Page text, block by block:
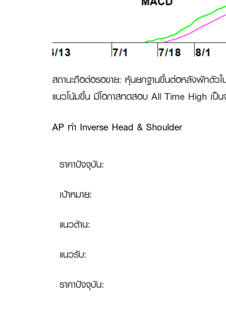
สถานะถือต่อรอขาย: หุ้นยกฐานขึ้นต่อหลังพักตัวใ
แนวโน้มขึ้น มีโอกาสทดสอบ All Time High เป็น
AP ทำ Inverse Head & Shoulder
ราคาปัจจุบัน:
เป้าหมาย:
แนวต้าน:
แนวรับ:
ราคาปัจจุบัน: